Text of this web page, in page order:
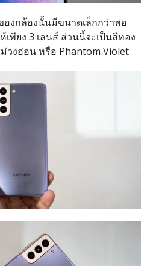
องกล้องนั้นมีขนาดเล็กกว่าพอ
พียง 3 เลนส์ ส่วนนี้จะเป็นสีทอง
วงอ่อน หรือ Phantom Violet